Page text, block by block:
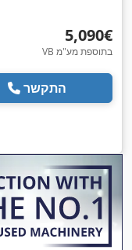
‏5,090 ‏€
VB בתוספת מע"מ
התקשר